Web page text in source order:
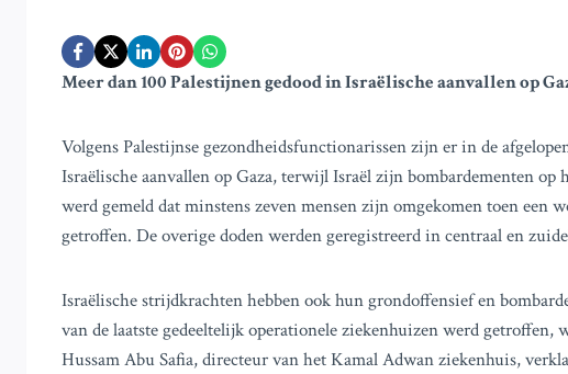
Meer dan 100 Palestijnen gedood in Israëlische aanvallen op
Volgens Palestijnse gezondheidsfunctionarissen zijn er in de
Israëlische aanvallen op Gaza, terwijl Israël zijn bombardementen op
werd gemeld dat minstens zeven mensen zijn omgekomen toen
getroffen. De overige doden werden geregistreerd in centraal en
Israëlische strijdkrachten hebben ook hun grondoffensief en
van de laatste gedeeltelijk operationele ziekenhuizen werd getroffen,
Hussam Abu Safia, directeur van het Kamal Adwan ziekenhuis,